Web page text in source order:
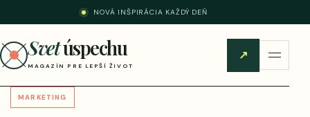
NOVÁ INŠPIRÁCIA KAŽDÝ DEŇ
Svetúspechu
MAGAZÍN PRE LEPŠÍ ŽIVOT
↗
MARKETING